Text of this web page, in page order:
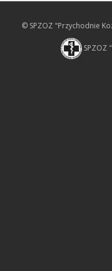
© SPZOZ "Przychodnie
SPZOZ